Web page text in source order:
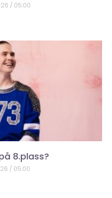
05:00
8.plass?
05:00